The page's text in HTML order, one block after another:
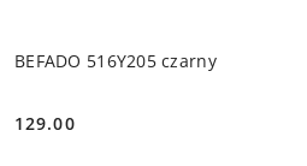
BEFADO 516Y205 czarny
Cena:
129.00